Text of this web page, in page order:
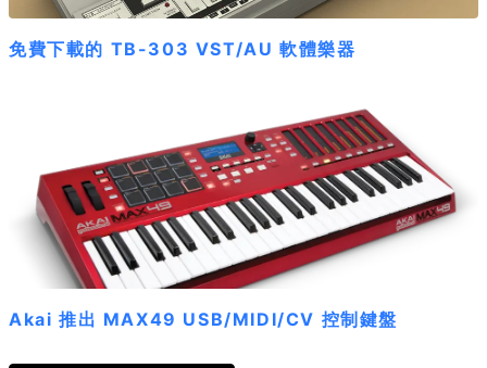
免費下載的 TB-303 VST/AU 軟體樂器
Akai 推出 MAX49 USB/MIDI/CV 控制鍵盤